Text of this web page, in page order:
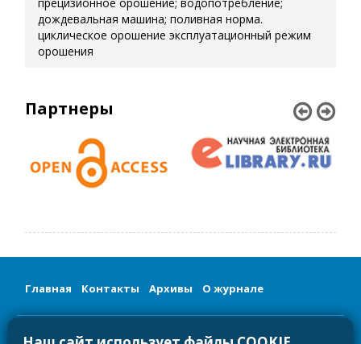
дождевальная машина; поливная норма.
циклическое орошение эксплуатационный режим
орошения
Партнеры
Главная Контакты Архивы О журнале